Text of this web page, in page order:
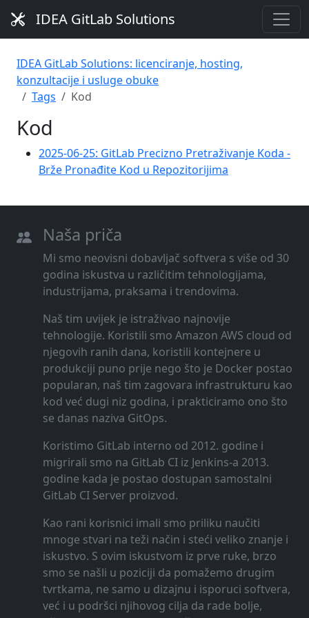
IDEA GitLab Solutions
IDEA GitLab Solutions: licenciranje, hosting,
konzultacije i usluge obuke
Tags
Kod
Kod
2025-06-25: GitLab Precizno Pretraživanje Koda -
Brže Pronađite Kod u Repozitorijima
Naša priča
Mi smo neovisni dobavljač softvera s više od 30
godina iskustva u različitim tehnologijama,
industrijama, praksama i trendovima.
Naš tim uvijek je istraživao najnovije
tehnologije. Koristili smo Amazon AWS cloud od
njegovih ranih dana, koristili kontejnere u
produkciji puno prije nego što je Docker postao
popularan, naš tim zagovara infrastrukturu kao
kod već dugi niz godina, i prakticiramo ono što
se danas naziva GitOps.
Koristimo GitLab interno od 2012. godine i
migrirali smo na GitLab CI iz Jenkins-a 2013.
godine kada je postao dostupan samostalni
GitLab CI Server proizvod.
Kao rani korisnici imali smo priliku naučiti
mnoge stvari na teži način i steći veliko znanje i
iskustvo. S ovim iskustvom iz prve ruke, brzo
smo se našli u poziciji da pomažemo drugim
tvrtkama, ne samo u dizajnu i isporuci softvera,
već i u podršci njihovog cilja da rade bolje,